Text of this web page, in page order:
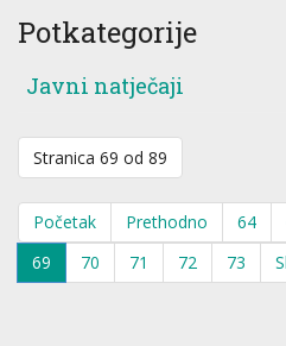
Potkategorije
Javni natječaji
Stranica 69 od 89
Početak Prethodno 64
69
70 71 72 73